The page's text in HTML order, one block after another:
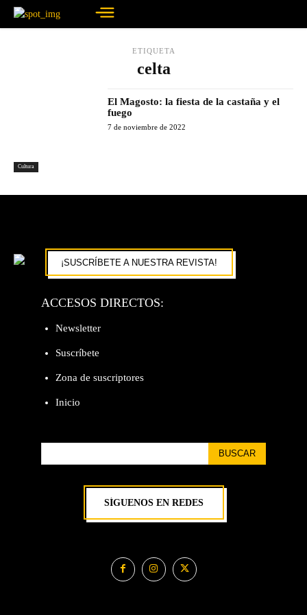
ETIQUETA
celta
Cultura
El Magosto: la fiesta de la castaña y el
fuego
7 de noviembre de 2022
¡SUSCRÍBETE A NUESTRA REVISTA!
ACCESOS DIRECTOS:
Newsletter
Suscríbete
Zona de suscriptores
Inicio
BUSCAR
SÍGUENOS EN REDES